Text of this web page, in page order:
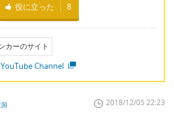
役に立った 8
カーのサイト
Channel
2018/12/05 22:23